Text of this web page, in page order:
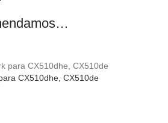
CX510dhe, CX510de